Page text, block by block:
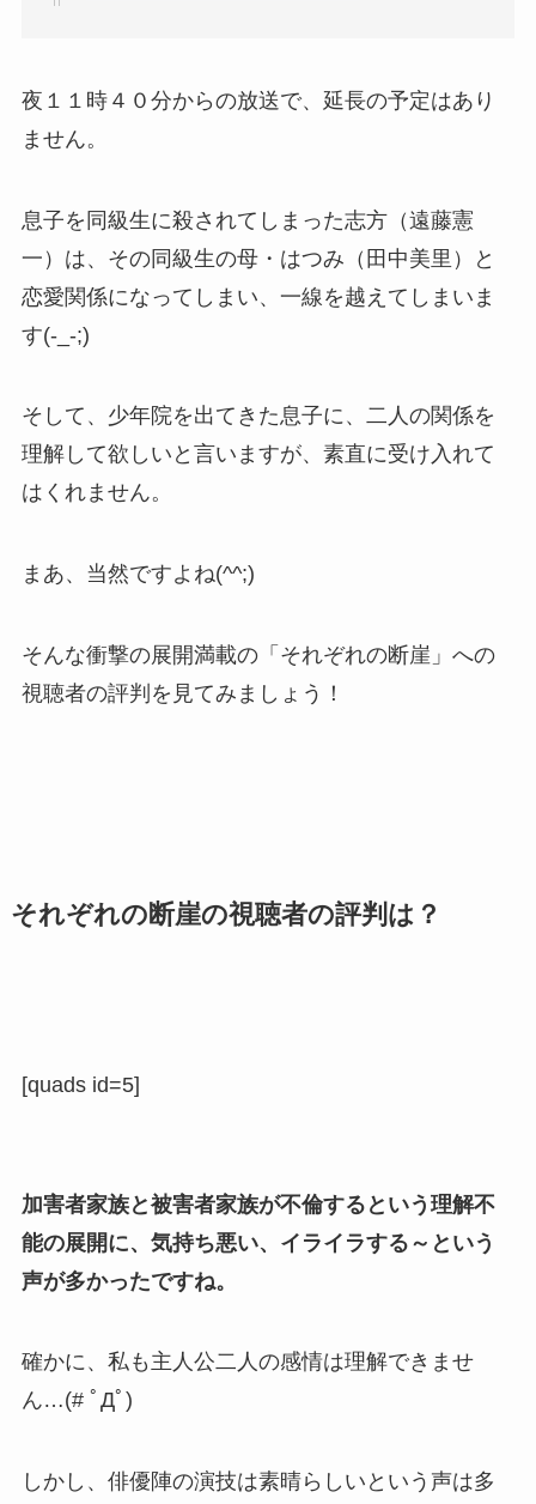
夜１１時４０分からの放送で、延長の予定はあり
ません。
息子を同級生に殺されてしまった志方（遠藤憲
一）は、その同級生の母・はつみ（田中美里）と
恋愛関係になってしまい、一線を越えてしまいま
す(-_-;)
そして、少年院を出てきた息子に、二人の関係を
理解して欲しいと言いますが、素直に受け入れて
はくれません。
まあ、当然ですよね(^^;)
そんな衝撃の展開満載の「それぞれの断崖」への
視聴者の評判を見てみましょう！
それぞれの断崖の視聴者の評判は？
[quads id=5]
加害者家族と被害者家族が不倫するという理解不
能の展開に、気持ち悪い、イライラする～という
声が多かったですね。
確かに、私も主人公二人の感情は理解できませ
ん…(# ﾟДﾟ)
しかし、俳優陣の演技は素晴らしいという声は多